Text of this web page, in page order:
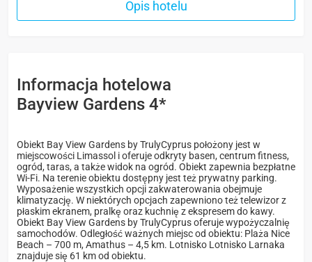
Opis hotelu
Informacja hotelowa
Bayview Gardens 4*
Obiekt Bay View Gardens by TrulyCyprus położony jest w
miejscowości Limassol i oferuje odkryty basen, centrum fitness,
ogród, taras, a także widok na ogród. Obiekt zapewnia bezpłatne
Wi-Fi. Na terenie obiektu dostępny jest też prywatny parking.
Wyposażenie wszystkich opcji zakwaterowania obejmuje
klimatyzację. W niektórych opcjach zapewniono też telewizor z
płaskim ekranem, pralkę oraz kuchnię z ekspresem do kawy.
Obiekt Bay View Gardens by TrulyCyprus oferuje wypożyczalnię
samochodów. Odległość ważnych miejsc od obiektu: Plaża Nice
Beach – 700 m, Amathus – 4,5 km. Lotnisko Lotnisko Larnaka
znajduje się 61 km od obiektu.